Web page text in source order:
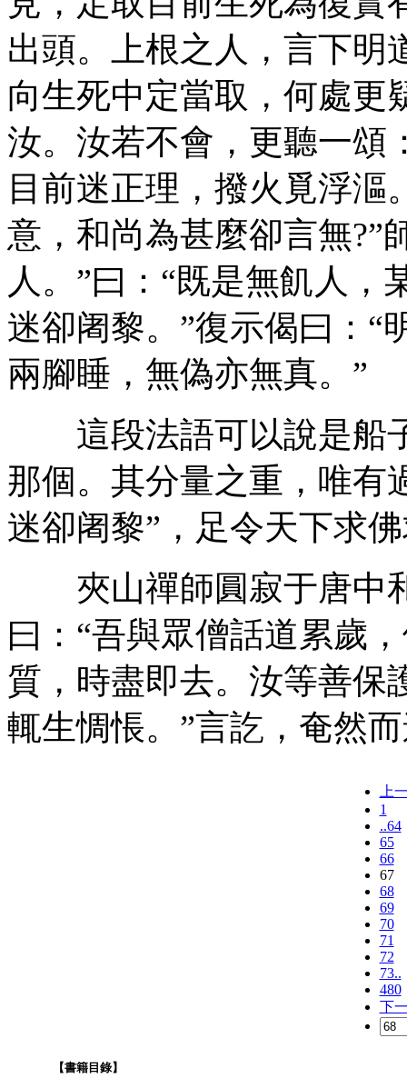
出頭。上根之人，言下明
向生死中定當取，何處更
汝。汝若不會，更聽一頌
目前迷正理，撥火覓浮漚
意，和尚為甚麼卻言無?”
人。”曰：“既是無飢人，
迷卻阇黎。”復示偈曰：“
兩腳睡，無偽亦無真。”
這段法語可以說是船
那個。其分量之重，唯有
迷卻阇黎”，足令天下求
夾山禪師圓寂于唐中和
曰：“吾與眾僧話道累歲
質，時盡即去。汝等善保
輒生惆悵。”言訖，奄然
上
1
..64
65
66
67
68
69
70
71
72
73..
480
下
【書籍目錄】